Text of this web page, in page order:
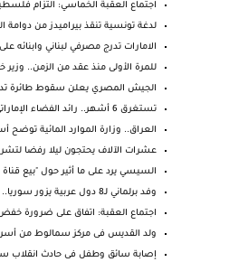
اجتماع العقبة الخماسي: التزام
لدغة تونسية تنقذ بيراميدز من دوامة
الامارات تدرج مصرفي لبناني وابنائه
للمرة الأولى منذ عقد من الزمن.. وزير
الجيش المصري يعلن سقوط طائرة
تستغرق 6 أشهر.. رائد الفضاء الإماراتي سلطان النياد...
العراق.. وزارة الموارد المائية
عشرات الآلاف يحتجون ليلا رفضا
السيسي يرد على ما أثير حول "بيع
وفد برلماني لـ8 دول عربية يزور سوريا.. ورئيس مجلس ...
اجتماع العقبة: اتفاق على ضرورة
ولد القديس فى مركز سمالوط من أسرة
إصابة سائق وطفل فى حادث انقلاب